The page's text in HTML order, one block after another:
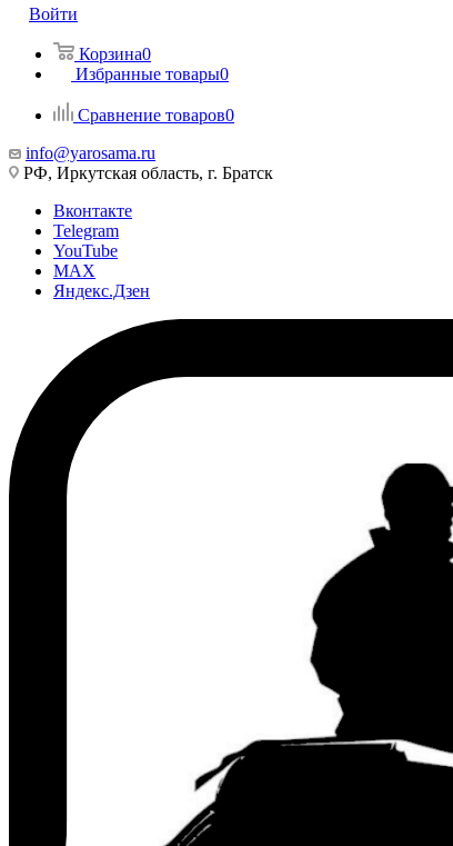
Войти
Корзина0
Избранные товары0
Сравнение товаров0
info@yarosama.ru
РФ, Иркутская область, г. Братск
Вконтакте
Telegram
YouTube
MAX
Яндекс.Дзен